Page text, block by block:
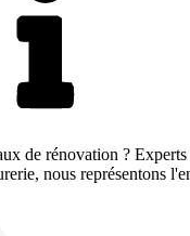
de rénovation ? Experts
nous représentons